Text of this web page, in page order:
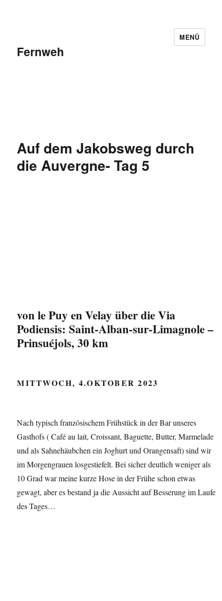
Fernweh
MENÜ
Auf dem Jakobsweg durch
die Auvergne- Tag 5
von le Puy en Velay über die Via
Podiensis: Saint-Alban-sur-Limagnole –
Prinsuéjols, 30 km
MITTWOCH, 4.OKTOBER 2023
Nach typisch französischem Frühstück in der Bar unseres
Gasthofs ( Café au lait, Croissant, Baguette, Butter, Marmelade
und als Sahnehäubchen ein Joghurt und Orangensaft) sind wir
im Morgengrauen losgestiefelt. Bei sicher deutlich weniger als
10 Grad war meine kurze Hose in der Frühe schon etwas
gewagt, aber es bestand ja die Aussicht auf Besserung im Laufe
des Tages…